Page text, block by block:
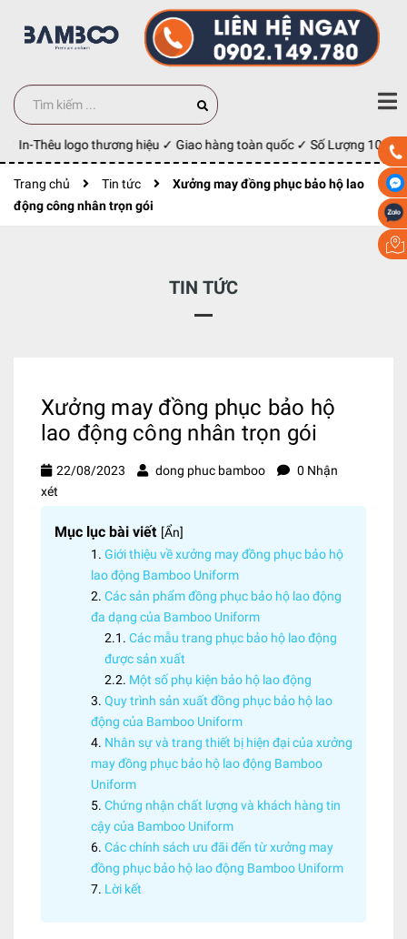
Thêu logo thương hiệu ✓ Giao hàng toàn quốc ✓ Số Lượng 100 cái
Trang chủ Tin tức
Xưởng may đồng phục bảo hộ lao
động công nhân trọn gói
TIN TỨC
Xưởng may đồng phục bảo hộ
lao động công nhân trọn gói
22/08/2023 dong phuc bamboo
0 Nhận
xét
Mục lục bài viết [Ẩn]
Giới thiệu về xưởng may đồng phục bảo hộ
lao động Bamboo Uniform
Các sản phẩm đồng phục bảo hộ lao động
đa dạng của Bamboo Uniform
Các mẫu trang phục bảo hộ lao động
được sản xuất
Một số phụ kiện bảo hộ lao động
Quy trình sản xuất đồng phục bảo hộ lao
động của Bamboo Uniform
Nhân sự và trang thiết bị hiện đại của xưởng
may đồng phục bảo hộ lao động Bamboo
Uniform
Chứng nhận chất lượng và khách hàng tin
cậy của Bamboo Uniform
Các chính sách ưu đãi đến từ xưởng may
đồng phục bảo hộ lao động Bamboo Uniform
Lời kết